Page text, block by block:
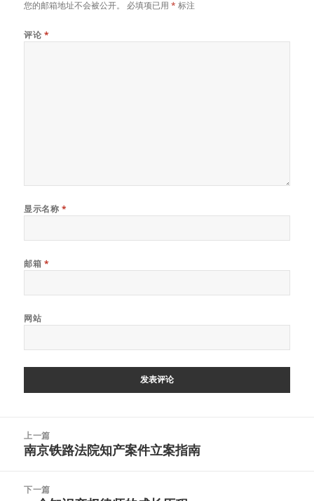
您的邮箱地址不会被公开。 必填项已用* 标注
评论 *
显示名称 *
邮箱 *
网站
上一篇
上
文
南京铁路法院知产案件立案指南
下一篇